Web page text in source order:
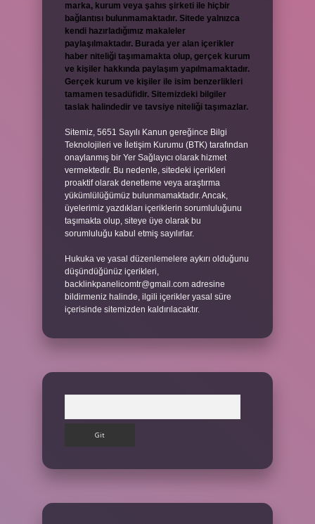
marka, kurum veya şahıs şirketi ile hiçbir
bağlantısı bulunmamaktadır. Sitede yalnızca
kendi hazırladığımız makaleler
paylaşılmaktadır. Burada yer alan içerikler
haber niteliği taşımamakta olup, gerçek kurum
ve kişiler hakkında paylaşım yapılmamaktadır.
Gerçek kurum ve kişiler ile isim benzerlikleri
tamamen tesadüfidir. Sitemizdeki bilgiler
taslak halindedir ve tavsiye niteliği taşımazlar.
Sitemiz, 5651 Sayılı Kanun gereğince Bilgi
Teknolojileri ve İletişim Kurumu (BTK) tarafından
onaylanmış bir Yer Sağlayıcı olarak hizmet
vermektedir. Bu nedenle, sitedeki içerikleri
proaktif olarak denetleme veya araştırma
yükümlülüğümüz bulunmamaktadır. Ancak,
üyelerimiz yazdıkları içeriklerin sorumluluğunu
taşımakta olup, siteye üye olarak bu
sorumluluğu kabul etmiş sayılırlar.
Hukuka ve yasal düzenlemelere aykırı olduğunu
düşündüğünüz içerikleri,
backlinkpanelicomtr@gmail.com adresine
bildirmeniz halinde, ilgili içerikler yasal süre
içerisinde sitemizden kaldırılacaktır.